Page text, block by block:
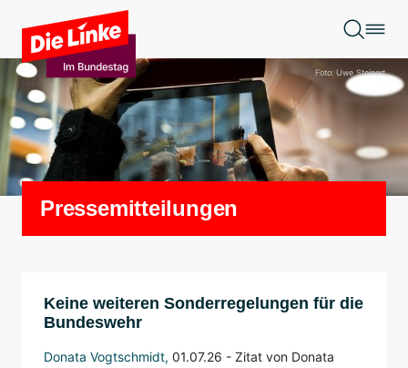
Zum Hauptinhalt springen
Foto: Uwe Steinert
Pressemitteilungen
Keine weiteren Sonderregelungen für die
Bundeswehr
Donata Vogtschmidt, 01.07.26 - Zitat von Donata